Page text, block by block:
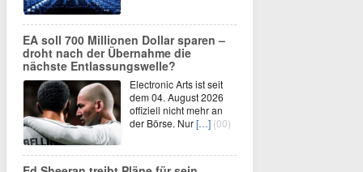
EA soll 700 Millionen Dollar sparen –
droht nach der Übernahme die
nächste Entlassungswelle?
Electronic Arts ist seit
dem 04. August 2026
offiziell nicht mehr an
der Börse. Nur[…] (00)